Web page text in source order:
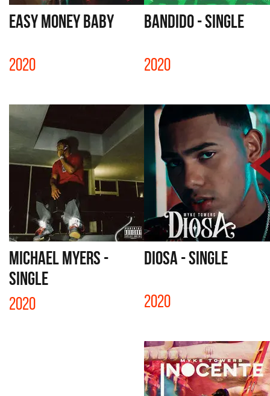
EASY MONEY BABY
2020
BANDIDO - SINGLE
2020
MICHAEL MYERS -
SINGLE
2020
DIOSA - SINGLE
2020